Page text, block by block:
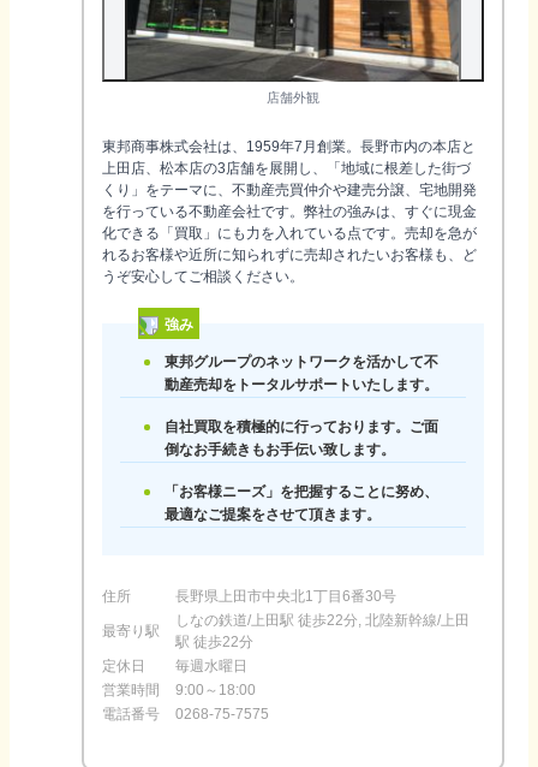
店舗外観
東邦商事株式会社は、1959年7月創業。長野市内の本店と
上田店、松本店の3店舗を展開し、「地域に根差した街づ
くり」をテーマに、不動産売買仲介や建売分譲、宅地開発
を行っている不動産会社です。弊社の強みは、すぐに現金
化できる「買取」にも力を入れている点です。売却を急が
れるお客様や近所に知られずに売却されたいお客様も、ど
うぞ安心してご相談ください。
強み
東邦グループのネットワークを活かして不
動産売却をトータルサポートいたします。
自社買取を積極的に行っております。ご面
倒なお手続きもお手伝い致します。
「お客様ニーズ」を把握することに努め、
最適なご提案をさせて頂きます。
住所 長野県上田市中央北1丁目6番30号
最寄り駅
しなの鉄道/上田駅 徒歩22分, 北陸新幹線/上田
駅 徒歩22分
定休日
毎週水曜日
営業時間
9:00～18:00
電話番号
0268-75-7575